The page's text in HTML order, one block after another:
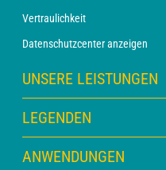
Vertraulichkeit
Datenschutzcenter anzeigen
UNSERE LEISTUNGEN
WETTER Xpert Abonnement
WETTER PRO Abonnement
Beratung mit einem Vorhersager
LEGENDEN
Kartenlegende
ANWENDUNGEN